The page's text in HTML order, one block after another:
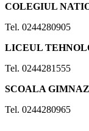
COLEGIUL
Tel. 0244280905
LICEUL
Tel. 0244281555
SCOALA
Tel. 0244280965